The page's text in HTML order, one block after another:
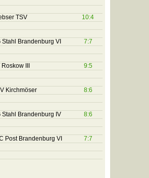
TSV
10:4
Stahl Brandenburg VI
7:7
III
9:5
Kirchmöser
8:6
Stahl Brandenburg IV
8:6
Post Brandenburg VI
7:7